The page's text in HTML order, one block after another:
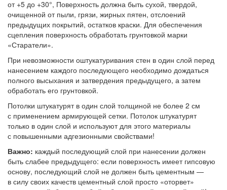
от +5 до +30°, Поверхность должна быть сухой, твердой,
очищенной от пыли, грязи, жирных пятен, отслоений
предыдущих покрытий, остатков краски. Для обеспечения
сцепления поверхность обработать грунтовкой марки
«Старатели».
При невозможности оштукатуривания стен в один слой перед
нанесением каждого последующего необходимо дождаться
полного высыхания и затвердения предыдущего, а затем
обработать его грунтовкой.
Потолки штукатурят в один слой толщиной не более 2 см
с применением армирующей сетки. Потолок штукатурят
только в один слой и используют для этого материалы
с повышенными адгезионными свойствами!
Важно: каждый последующий слой при нанесении должен
быть слабее предыдущего: если поверхность имеет гипсовую
основу, последующий слой не должен быть цементным —
в силу своих качеств цементный слой просто «оторвет»